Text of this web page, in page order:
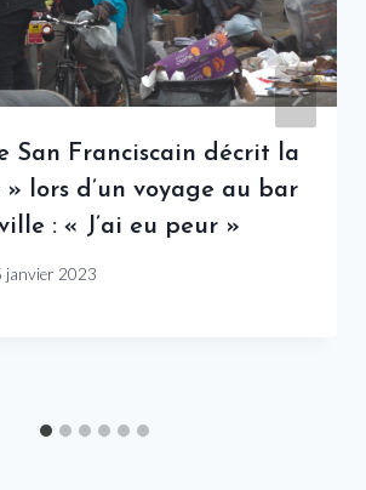
San Franciscain décrit la
lors d’un voyage au bar
: « J’ai eu peur »
janvier 2023